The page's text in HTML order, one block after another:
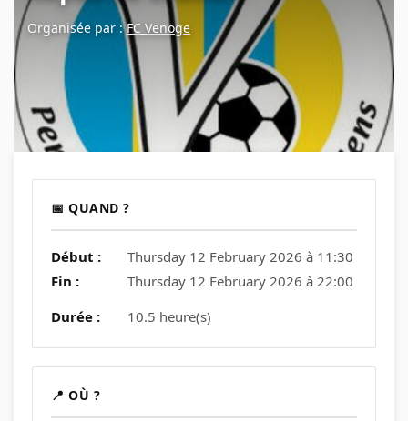
Organisée par :FC Venoge
📅 QUAND ?
Début :
Thursday 12 February 2026 à 11:30
Fin :
Thursday 12 February 2026 à 22:00
Durée :
10.5 heure(s)
📍 OÙ ?